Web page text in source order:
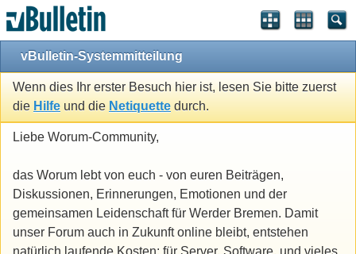
vBulletin-Systemmitteilung
Wenn dies Ihr erster Besuch hier ist, lesen Sie bitte zuerst
die Hilfe und die Netiquette durch.
Liebe Worum-Community,
das Worum lebt von euch - von euren Beiträgen,
Diskussionen, Erinnerungen, Emotionen und der
gemeinsamen Leidenschaft für Werder Bremen. Damit
unser Forum auch in Zukunft online bleibt, entstehen